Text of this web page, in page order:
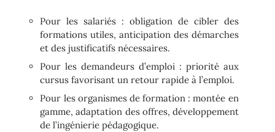
Pour les salariés : obligation de cibler des
formations utiles, anticipation des démarches
et des justificatifs nécessaires.
Pour les demandeurs d’emploi : priorité aux
cursus favorisant un retour rapide à l’emploi.
Pour les organismes de formation : montée en
gamme, adaptation des offres, développement
de l’ingénierie pédagogique.